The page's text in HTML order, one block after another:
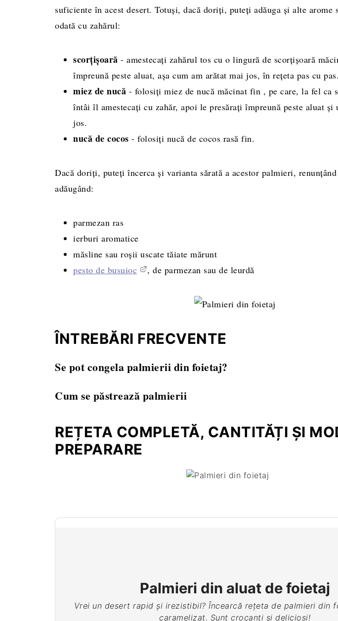
suficiente în acest desert. Totuși, dacă doriți, puteți adăuga și alte arome
odată cu zahărul:
scorțișoară - amestecați zahărul tos cu o lingură de scorțișoară
împreună peste aluat, așa cum am arătat mai jos, în rețeta pas cu pas.
miez de nucă - folosiți miez de nucă măcinat fin , pe care, la fel ca
întâi îl amestecați cu zahăr, apoi le presărați împreună peste aluat și
jos.
nucă de cocos - folosiți nucă de cocos rasă fin.
Dacă doriți, puteți încerca și varianta sărată a acestor palmieri,
adăugând:
parmezan ras
ierburi aromatice
măsline sau roșii uscate tăiate mărunt
pesto de busuioc
, de parmezan sau de leurdă
ÎNTREBĂRI FRECVENTE
Se pot congela palmierii din foietaj?
pungi sau caserole închise etanș.
Cum se păstrează palmierii
prea tare. Dacă doriți să îi păstrați mai mult, vă recomand să îi
REȚETA COMPLETĂ, CANTITĂȚI ȘI
PREPARARE
Palmieri din aluat de foietaj
Vrei un desert rapid și irezistibil? Încearcă rețeta de palmieri din
caramelizat. Sunt crocanți și delicioși!